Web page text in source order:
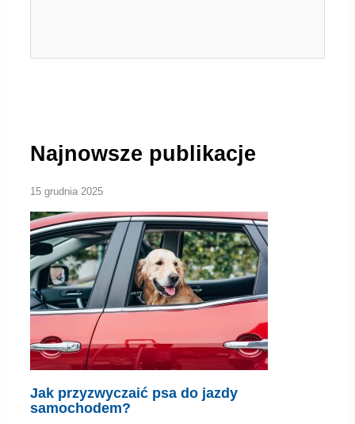
Najnowsze publikacje
15 grudnia 2025
Jak przyzwyczaić psa do jazdy
samochodem?